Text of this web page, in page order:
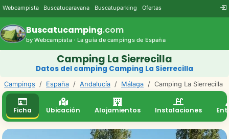
Webcampista Buscatucaravana Buscatuparking Ofertas
Buscatucamping.com
by Webcampista · La guía de campings de España
Camping La Sierrecilla
Datos del camping Camping La Sierrecilla
Campings / España / Andalucía / Málaga / Camping La Sierrecilla
Ficha Ubicación Alojamientos Instalaciones